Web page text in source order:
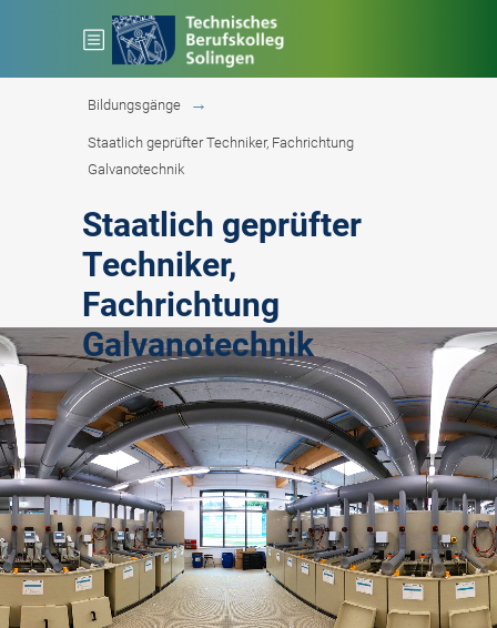
Sie sind hier: Startseite
Bildungsgänge
Staatlich geprüfter Techniker, Fachrichtung
Galvanotechnik
Staatlich geprüfter
Techniker,
Fachrichtung
Galvanotechnik